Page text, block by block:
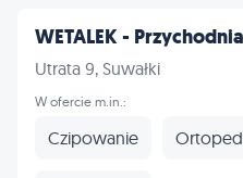
WETALEK -
Utrata 9, Suwałki
W ofercie m.in.:
Czipowanie